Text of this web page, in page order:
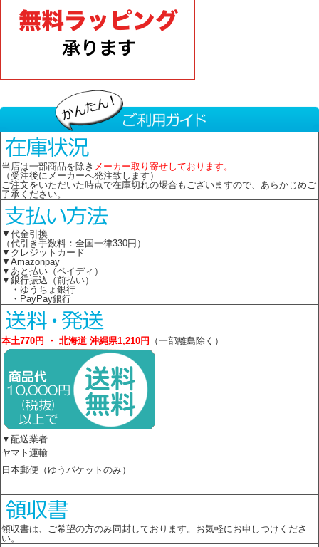
当店は一部商品を除き メーカー取り寄せしております。
（受注後にメーカーへ発注致します）
ご注文をいただいた時点で在庫切れの場合もございますので、あらかじめご
了承ください。
▼代金引換
（代引き手数料：全国一律330円）
▼クレジットカード
▼Amazonpay
▼あと払い（ペイディ）
▼銀行振込（前払い）
・ゆうちょ銀行
・PayPay銀行
本土770円 ・ 北海道 沖縄県1,210円 （一部離島除く）
▼配送業者
ヤマト運輸
日本郵便（ゆうパケットのみ）
領収書は、ご希望の方のみ同封しております。お気軽にお申しつけくださ
い。